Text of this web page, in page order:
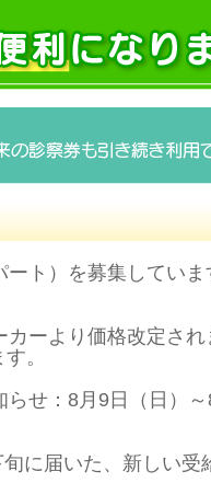
ト）を募集していま
ーより価格改定され
。
せ：8月9日（日）～
に届いた、新しい受